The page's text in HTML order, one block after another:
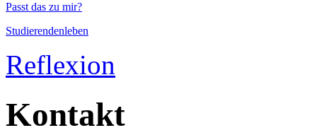
Passt das zu mir?
Studierendenleben
Reflexion
Kontakt